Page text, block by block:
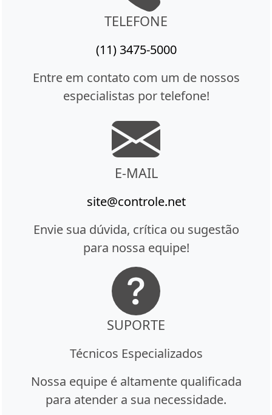
TELEFONE
(11) 3475-5000
Entre em contato com um de nossos
especialistas por telefone!
E-MAIL
site@controle.net
Envie sua dúvida, crítica ou sugestão
para nossa equipe!
SUPORTE
Técnicos Especializados
Nossa equipe é altamente qualificada
para atender a sua necessidade.